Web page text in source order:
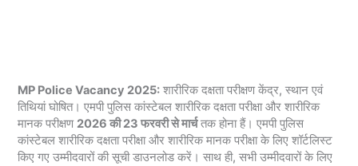
MP Police Vacancy 2025: शारीरिक दक्षता परीक्षण केंद्र, स्थान एवं
तिथियां घोषित। एमपी पुलिस कांस्टेबल शारीरिक दक्षता परीक्षा और शारीरिक
मानक परीक्षण 2026 की 23 फरवरी से मार्चतक होना हैं। एमपी पुलिस
कांस्टेबल शारीरिक दक्षता परीक्षा और शारीरिक मानक परीक्षा के लिए शॉर्टलिस्ट
किए गए उम्मीदवारों की सूची डाउनलोड करें। साथ ही, सभी उम्मीदवारों के लिए